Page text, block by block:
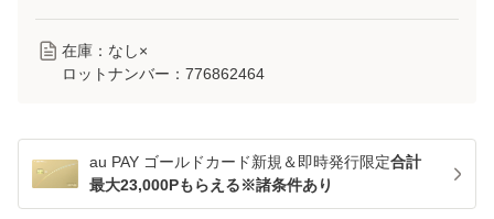
在庫：なし×
ロットナンバー： 776862464
au PAY ゴールドカード新規＆即時発行限定合計
最大23,000Pもらえる※諸条件あり